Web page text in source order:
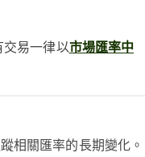
易一律以市場匯率中
相關匯率的長期變化。